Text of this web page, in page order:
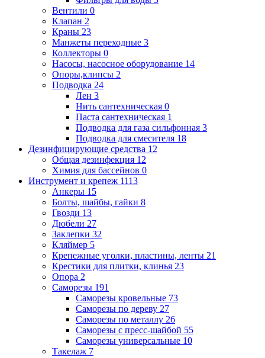
Вентили 0
Клапан 2
Краны 23
Манжеты переходные 3
Коллекторы 0
Насосы, насосное оборудование 14
Опоры,клипсы 2
Подводка 24
Лен 3
Нить сантехническая 0
Паста сантехническая 1
Подводка для газа сильфонная 3
Подводка для смесителя 18
Дезинфицирующие средства 12
Общая дезинфекция 12
Химия для бассейнов 0
Инструмент и крепеж 1113
Анкеры 15
Болты, шайбы, гайки 8
Гвозди 13
Дюбели 27
Заклепки 32
Кляймер 5
Крепежные уголки, пластины, ленты 21
Крестики для плитки, клинья 23
Опора 2
Саморезы 191
Саморезы кровельные 73
Саморезы по дереву 27
Саморезы по металлу 26
Саморезы с пресс-шайбой 55
Саморезы универсальные 10
Такелаж 7